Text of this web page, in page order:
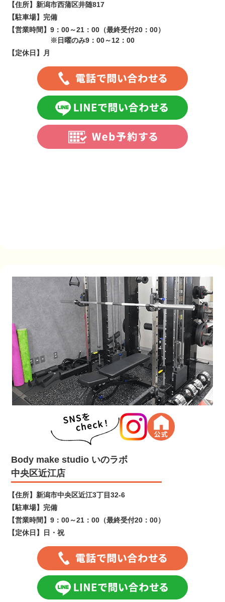
【住所】 新潟市西蒲区井随817
【駐車場】 完備
【営業時間】 9：00～21：00（最終受付20：00）
※日曜のみ9：00～12：00
【定休日】
月
Body make studio いのラボ
中央区近江店
【住所】 新潟市中央区近江3丁目32-6
【駐車場】 完備
【営業時間】 9：00～21：00（最終受付20：00）
【定休日】
日・祝